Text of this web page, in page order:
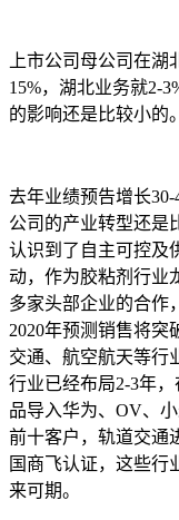
上市公司母公司在湖
15%，湖北业务就2-
的影响还是比较小的。
去年业绩预告增长30-
公司的产业转型还是
认识到了自主可控及
动，作为胶粘剂行业
多家头部企业的合作
2020年预测销售将
交通、航空航天等行
行业已经布局2-3年
品导入华为、OV、
前十客户，轨道交通
国商飞认证，这些行
来可期。